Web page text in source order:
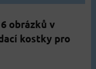
obrázků v
kostky pro